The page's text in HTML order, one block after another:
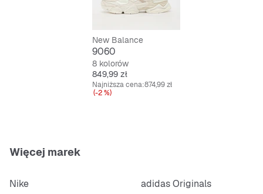
Zapięcie na sznurówki dla idealnego dopasowania
New Balance
9060
8 kolorów
Cena
849,99 zł
Najniższa cena:874,99 zł
(-2 %)
Więcej marek
Nike
adidas Originals